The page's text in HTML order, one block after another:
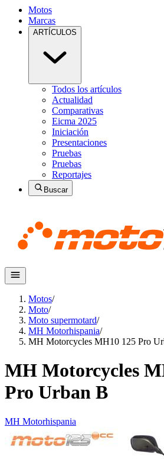
Motos
Marcas
ARTÍCULOS
Todos los artículos
Actualidad
Comparativas
Eicma 2025
Iniciación
Presentaciones
Pruebas
Pruebas
Reportajes
Buscar
Motos/
Moto/
Moto supermotard/
MH Motorhispania/
MH Motorcycles MH10 125 Pro
MH Motorcycles
Pro Urban B
MH Motorhispania